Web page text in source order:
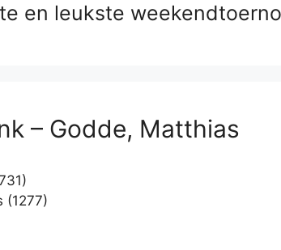
en leukste
– Godde, Matthias
(1277)